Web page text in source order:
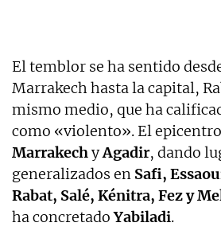
El temblor se ha sentido
Marrakech hasta la capital,
mismo medio, que ha
como «violento». El
MarrakechyAgadir, dando
generalizados en Safi,
Rabat, Salé, Kénitra, Fez y
ha concretadoYabiladi.